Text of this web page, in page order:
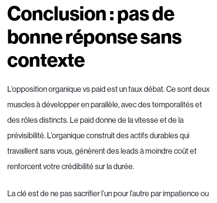
Conclusion : pas de
bonne réponse sans
contexte
L’opposition organique vs paid est un faux débat. Ce sont deux
muscles à développer en parallèle, avec des temporalités et
des rôles distincts. Le paid donne de la vitesse et de la
prévisibilité. L’organique construit des actifs durables qui
travaillent sans vous, génèrent des leads à moindre coût et
renforcent votre crédibilité sur la durée.
La clé est de ne pas sacrifier l’un pour l’autre par impatience ou